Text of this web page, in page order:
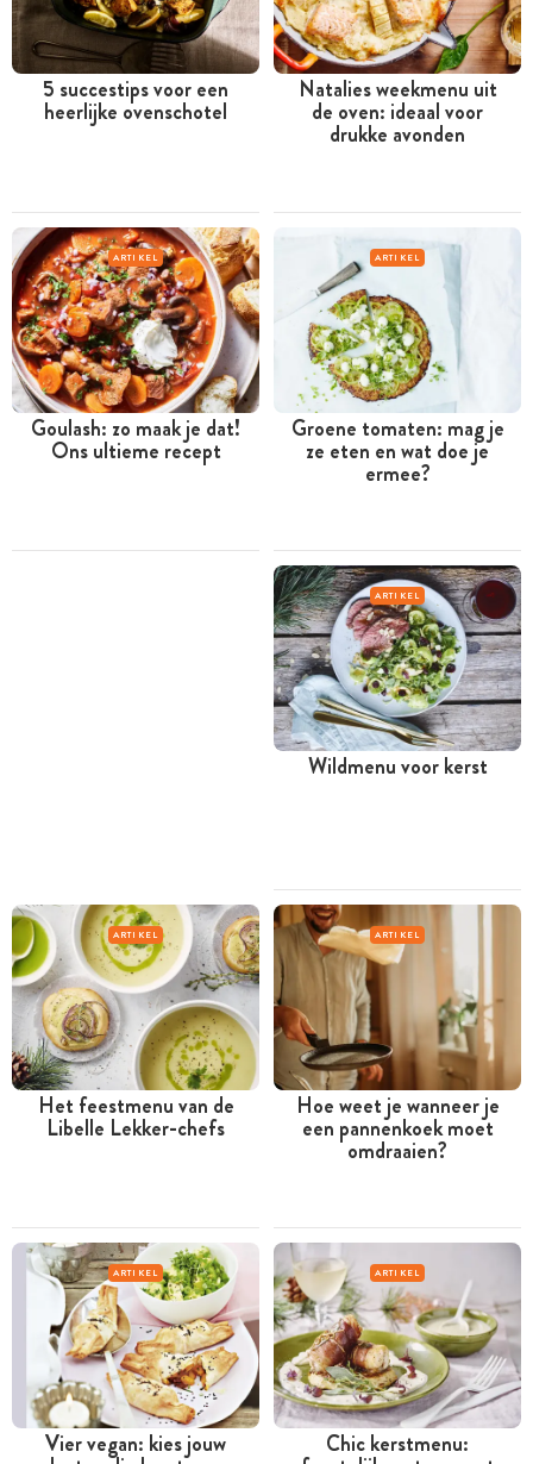
5 succestips voor een
heerlijke ovenschotel
Natalies weekmenu uit
de oven: ideaal voor
drukke avonden
ARTIKEL
Goulash: zo maak je dat!
Ons ultieme recept
ARTIKEL
Groene tomaten: mag je
ze eten en wat doe je
ermee?
ARTIKEL
Wildmenu voor kerst
ARTIKEL
Het feestmenu van de
Libelle Lekker-chefs
ARTIKEL
Hoe weet je wanneer je
een pannenkoek moet
omdraaien?
ARTIKEL
Vier vegan: kies jouw
ARTIKEL
Chic kerstmenu: